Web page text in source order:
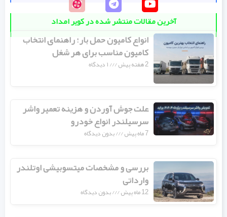
آخرین مقالات منتشر شده در کویر امداد
انواع کامیون حمل بار؛ راهنمای انتخاب
کامیون مناسب برای هر شغل
2 هفته پیش ۱ دیدگاه
علت جوش آوردن و هزینه تعمیر واشر
سرسیلندر انواع خودرو
7 ماه پیش بدون دیدگاه
بررسی و مشخصات میتسوبیشی اوتلندر
وارداتی
12 ماه پیش بدون دیدگاه